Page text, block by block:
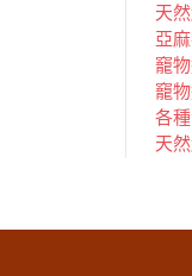
天
亞
竉
竉
各
天